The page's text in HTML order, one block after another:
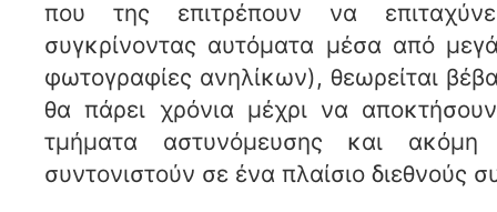
που της επιτρέπουν να
συγκρίνοντας αυτόματα μέσα από
φωτογραφίες ανηλίκων), θεωρείται
θα πάρει χρόνια μέχρι να
τμήματα αστυνόμευσης και ακόμη
συντονιστούν σε ένα πλαίσιο διεθνούς